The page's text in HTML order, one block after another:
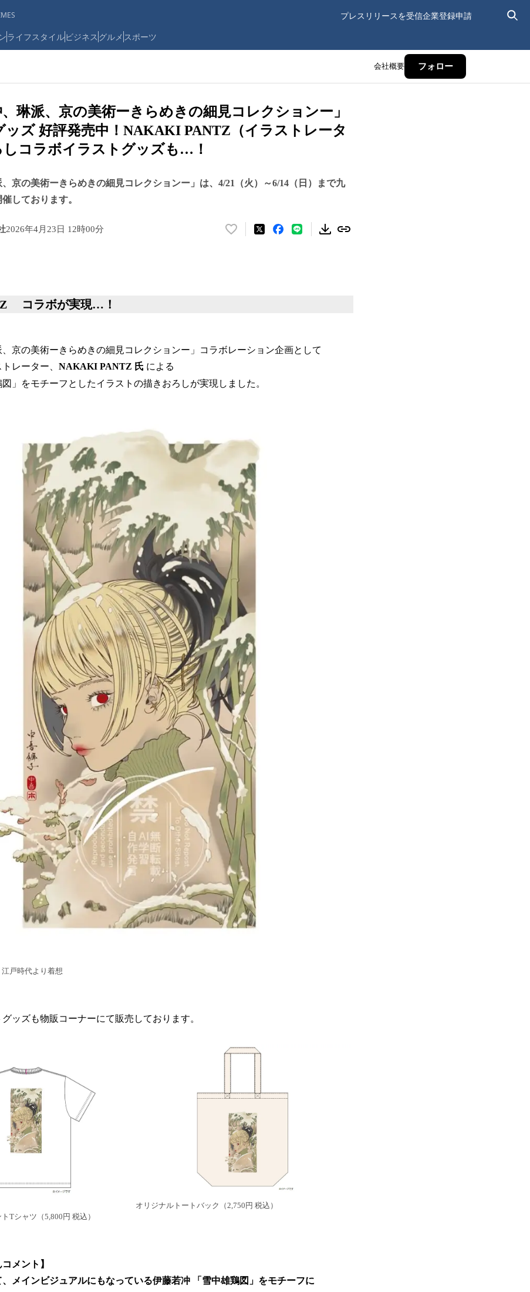
プレスリリースを受信企業登録申請
ライフスタイルビジネス グルメ スポーツ
会社概要 フォロー
琳派、京の美術ーきらめきの細見コレクションー」
ッズ 好評発売中！NAKAKI PANTZ（イラストレータ
しコラボイラストグッズも…！
京の美術ーきらめきの細見コレクションー」は、4/21（火）～6/14（日）まで九
しております。
2026年4月23日 12時00分
い
す
コラボが実現…！
京の美術ーきらめきの細見コレクションー」コラボレーション企画として
レーター、 NAKAKI PANTZ 氏 による
」をモチーフとしたイラストの描きおろしが実現しました。
戸時代より着想
ッズも物販コーナーにて販売しております。
Tシャツ（5,800円 税込）
オリジナルトートバック（2,750円 税込）
メント】
メインビジュアルにもなっている伊藤若冲 「雪中雄鶏図」をモチーフに